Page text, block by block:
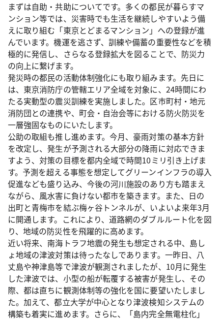
まずは自助・共助についてです。多くの都民が暮らすマ
ンション等では、災害時でも生活を継続しやすいよう備
えに取り組む「東京とどまるマンション」への登録が進
んでいます。機運を逃さず、訓練や備蓄の重要性などを積
極的に発信し、さらなる登録拡大を図ることで、防災力
の向上に繋げます。
発災時の都民の活動体制強化にも取り組みます。先日に
は、東京消防庁の管轄エリア全域を対象に、24時間にわ
たる実動型の震災訓練を実施しました。区市町村・地元
消防団との連携や、町会・自治会等における防火防災を
一層強固なものにいたします。
公助の取組も推し進めます。今月、豪雨対策の基本方針
を改定し、発生が予測される大部分の降雨に対応できま
すよう、対策の目標を都内全域で時間10ミリ引き上げま
す。予測を超える事態を想定してグリーンインフラの導入
促進なども盛り込み、今後の河川施設のあり方も踏まえ
ながら、風水害に負けない都市を築きます。また、日の
出町と青梅市を結ぶ梅ヶ谷トンネルが、いよいよ来年3月
に開通します。これにより、道路網のダブルルート化を図
り、地域の防災性を飛躍的に高めます。
近い将来、南海トラフ地震の発生も想定される中、島し
ょ地域の津波対策は待ったなしであります。一昨日、八
丈島や神津島等で津波が観測されましたが、10月に発生
した津波では、小型の船が転覆する被害が発生し、その
際、都は直ちに観測体制等の強化を国に要望いたしまし
た。加えて、都立大学が中心となり津波検知システムの
構築も着実に進めます。さらに、「島内完全無電柱化」